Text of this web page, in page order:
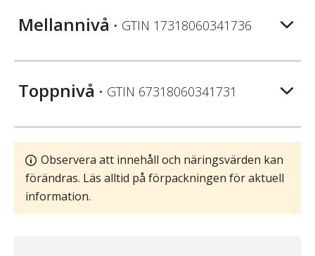
Mellannivå • GTIN 17318060341736
Toppnivå • GTIN 67318060341731
Observera att innehåll och näringsvärden kan
förändras. Läs alltid på förpackningen för aktuell
information.